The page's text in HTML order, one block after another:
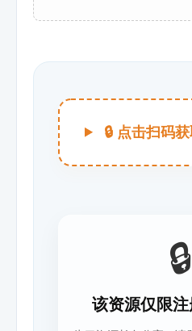
🔒 点击扫码
🔒
该资源仅限